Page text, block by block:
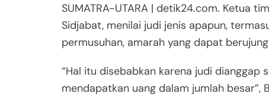
SUMATRA-UTARA | detik24.com. Ketua
Sidjabat, menilai judi jenis apapun,
permusuhan, amarah yang dapat
“Hal itu disebabkan karena judi dianggap
mendapatkan uang dalam jumlah besar”,